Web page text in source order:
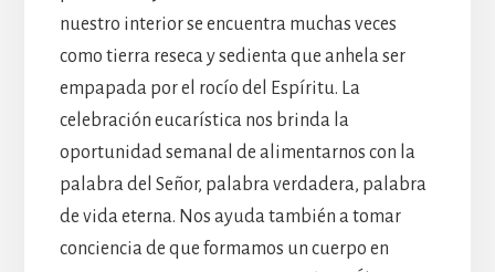
nuestro interior se encuentra muchas veces
como tierra reseca y sedienta que anhela ser
empapada por el rocío del Espíritu. La
celebración eucarística nos brinda la
oportunidad semanal de alimentarnos con la
palabra del Señor, palabra verdadera, palabra
de vida eterna. Nos ayuda también a tomar
conciencia de que formamos un cuerpo en